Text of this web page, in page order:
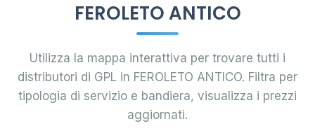
FEROLETO ANTICO
Utilizza la mappa interattiva per trovare tutti i
distributori di GPL in FEROLETO ANTICO. Filtra per
tipologia di servizio e bandiera, visualizza i prezzi
aggiornati.